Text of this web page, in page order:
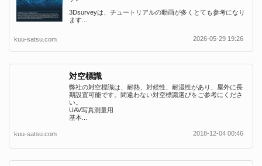
3Dsurveyは、チュートリアルの動画が多くとても参考になり
ます...
kuu-satsu.com 2026-05-29 19:26
対空標識
弊社の対空標識は、耐熱、対候性、耐湿性があり、屋外に長
期設置可能です。間違わない対空標識選びをご参考にくださ
い。
UAV写真測量用
基本...
kuu-satsu.com 2018-12-04 00:46